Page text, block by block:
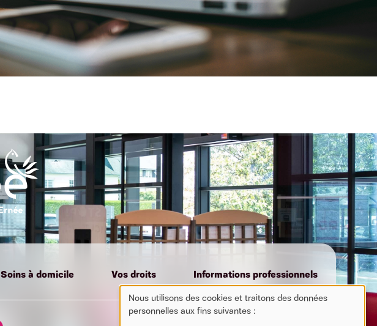
Soins à domicile Vos droits Informations professionnels
Use
Nous utilisons des cookies et traitons des données
personnelles aux fins suivantes :